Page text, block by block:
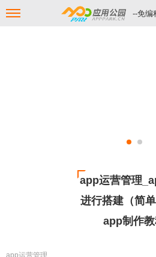
--免编
app运营管理
进行搭建（简
app制作
app运营管理